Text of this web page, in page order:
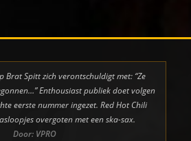
Brat Spitt zich verontschuldigt met: “Ze
Enthousiast publiek doet volgen
eerste nummer ingezet. Red Hot Chili
overgoten met een ska-sax.
Door: VPRO